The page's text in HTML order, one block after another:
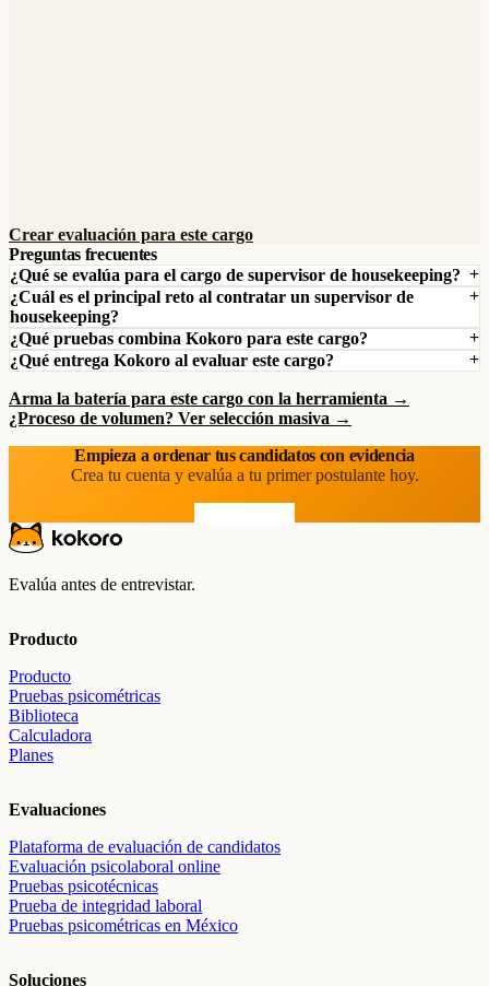
Crear evaluación para este cargo
Preguntas frecuentes
¿Qué se evalúa para el cargo de supervisor de housekeeping?
¿Cuál es el principal reto al contratar un supervisor de
housekeeping?
¿Qué pruebas combina Kokoro para este cargo?
¿Qué entrega Kokoro al evaluar este cargo?
Arma la batería para este cargo con la herramienta →
¿Proceso de volumen? Ver selección masiva →
Empieza a ordenar tus candidatos con evidencia
Crea tu cuenta y evalúa a tu primer postulante hoy.
Evalúa antes de entrevistar.
Producto
Producto
Pruebas psicométricas
Biblioteca
Calculadora
Planes
Evaluaciones
Plataforma de evaluación de candidatos
Evaluación psicolaboral online
Pruebas psicotécnicas
Prueba de integridad laboral
Pruebas psicométricas en México
Soluciones